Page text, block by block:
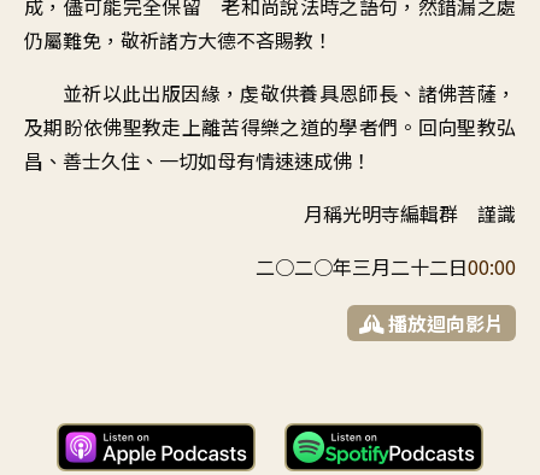
成，儘可能完全保留 老和尚說法時之語句，然錯漏之處
仍屬難免，敬祈諸方大德不吝賜教！
並祈以此出版因緣，虔敬供養具恩師長、諸佛菩薩，
及期盼依佛聖教走上離苦得樂之道的學者們。回向聖教弘
昌、善士久住、一切如母有情速速成佛！
月稱光明寺編輯群 謹識
二○二○年三月二十二日00:00
播放迴向影片